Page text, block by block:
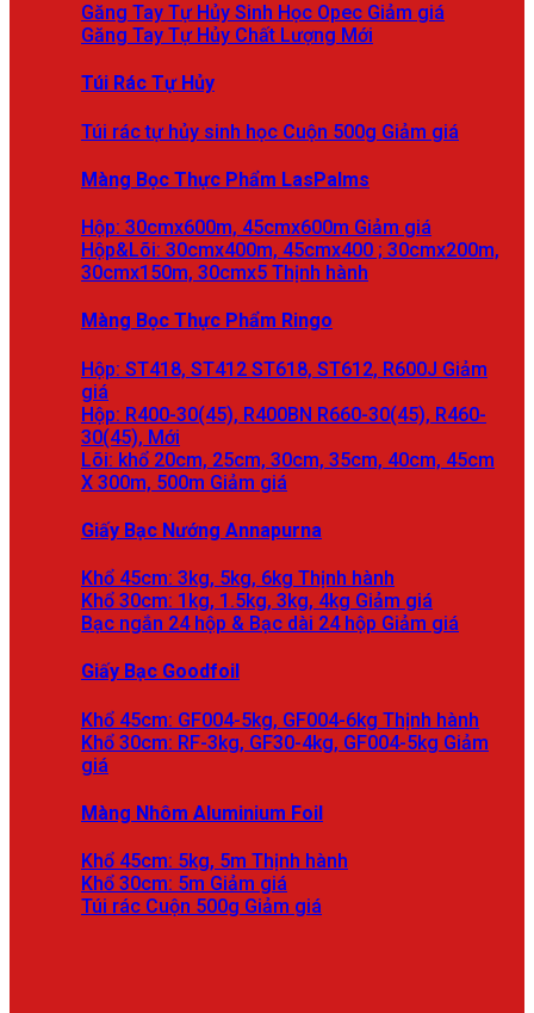
Găng Tay Tự Hủy Sinh Học Opec
Găng Tay Tự Hủy Chất Lượng
Túi Rác Tự Hủy
Túi rác tự hủy sinh học Cuộn 500g
Màng Bọc Thực Phẩm LasPalms
Hộp: 30cmx600m, 45cmx600m
Hộp&Lõi: 30cmx400m, 45cmx400 ; 30cmx200m,
30cmx150m, 30cmx5
Màng Bọc Thực Phẩm Ringo
Hộp: ST418, ST412 ST618, ST612, R600J
Hộp: R400-30(45), R400BN R660-30(45), R460-
30(45),
Lõi: khổ 20cm, 25cm, 30cm, 35cm, 40cm, 45cm
X 300m, 500m
Giấy Bạc Nướng Annapurna
Khổ 45cm: 3kg, 5kg, 6kg
Khổ 30cm: 1kg, 1.5kg, 3kg, 4kg
Bạc ngắn 24 hộp & Bạc dài 24 hộp
Giấy Bạc Goodfoil
Khổ 45cm: GF004-5kg, GF004-6kg
Khổ 30cm: RF-3kg, GF30-4kg, GF004-5kg
Màng Nhôm Aluminium Foil
Khổ 45cm: 5kg, 5m
Khổ 30cm: 5m
Túi rác Cuộn 500g